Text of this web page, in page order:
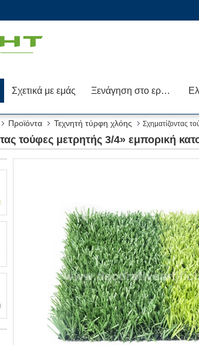
Σχετικά με εμάς Ξενάγηση στο εργοστάσιο
Προϊόντα Τεχνητή τύρφη χλόης Σχηματίζοντας
τούφες μετρητής 3/4» εμπορική